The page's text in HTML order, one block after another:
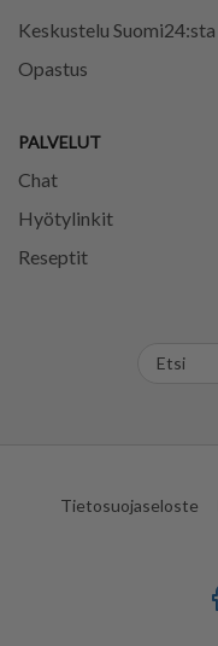
Keskustelu Suomi24:sta
Opastus
PALVELUT
Chat
Hyötylinkit
Reseptit
Tietosuojaseloste